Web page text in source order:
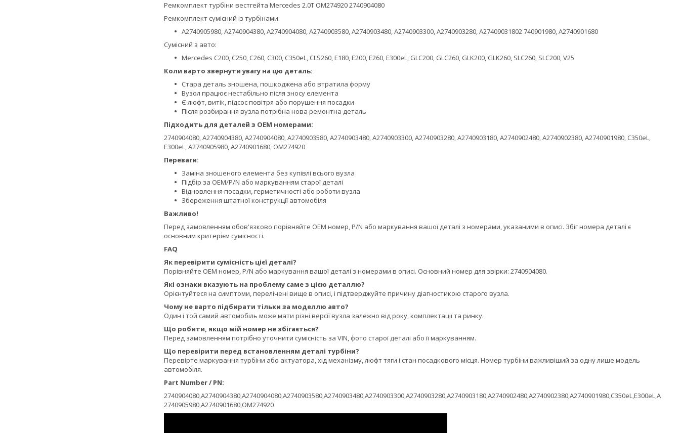
Ремкомплект турбіни вестгейта Mercedes 2.0T OM274920 2740904080
Ремкомплект сумісний із турбінами:
A2740905980, A2740904380, A2740904080, A2740903580, A2740903480, A2740903300, A2740903280, A27409031802 740901980, A2740901680
Сумісний з авто:
Mercedes C200, C250, C260, C300, C350eL, CLS260, E180, E200, E260, E300eL, GLC200, GLC260, GLK200, GLK260, SLC260, SLC200, V25
Коли варто звернути увагу на цю деталь:
Стара деталь зношена, пошкоджена або втратила форму
Вузол працює нестабільно після зносу елемента
Є люфт, витік, підсос повітря або порушення посадки
Після розбирання вузла потрібна нова ремонтна деталь
Підходить для деталей з OEM номерами:
2740904080, A2740904380, A2740904080, A2740903580, A2740903480, A2740903300, A2740903280, A2740903180, A2740902480, A2740902380, A2740901980, C350eL,
E300eL, A2740905980, A2740901680, OM274920
Переваги:
Заміна зношеного елемента без купівлі всього вузла
Підбір за OEM/P/N або маркуванням старої деталі
Відновлення посадки, герметичності або роботи вузла
Збереження штатної конструкції автомобіля
Важливо!
Перед замовленням обов'язково порівняйте OEM номер, P/N або маркування вашої деталі з номерами, указаними в описі. Збіг номера деталі є
основним критерієм сумісності.
FAQ
Як перевірити сумісність цієї деталі?
Порівняйте OEM номер, P/N або маркування вашої деталі з номерами в описі. Основний номер для звірки: 2740904080.
Які ознаки вказують на проблему саме з цією деталлю?
Орієнтуйтеся на симптоми, перелічені вище в описі, і підтверджуйте причину діагностикою старого вузла.
Чому не варто підбирати тільки за моделлю авто?
Один і той самий автомобіль може мати різні версії вузла залежно від року, комплектації та ринку.
Що робити, якщо мій номер не збігається?
Перед замовленням потрібно уточнити сумісність за VIN, фото старої деталі або її маркуванням.
Що перевірити перед встановленням деталі турбіни?
Перевірте маркування турбіни або актуатора, хід механізму, люфт тяги і стан посадкового місця. Номер турбіни важливіший за одну лише модель
автомобіля.
Part Number / PN:
2740904080,A2740904380,A2740904080,A2740903580,A2740903480,A2740903300,A2740903280,A2740903180,A2740902480,A2740902380,A2740901980,C350eL,E300eL,A
2740905980,A2740901680,OM274920